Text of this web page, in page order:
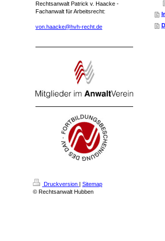
Rechtsanwalt Patrick v. Haacke -
Fachanwalt für Arbeitsrecht:
von.haacke@hvh-recht.de
Druckversion
Sitemap
© Rechtsanwalt Hubben